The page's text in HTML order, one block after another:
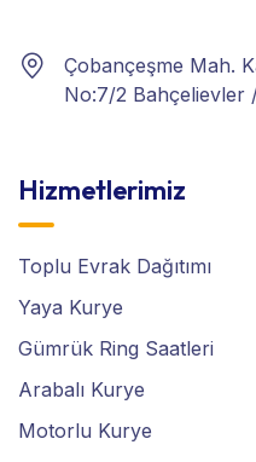
Çobançeşme Mah.
No:7/2 Bahçelievler
Hizmetlerimiz
Toplu Evrak Dağıtımı
Yaya Kurye
Gümrük Ring Saatleri
Arabalı Kurye
Motorlu Kurye